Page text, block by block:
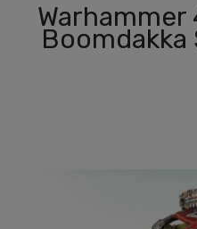
Boomdakka